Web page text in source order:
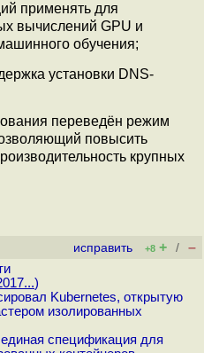
применять для
вычислений GPU и
обучения;
установки DNS-
переведён режим
повысить
крупных
исправить +8 + / –
)
Kubernetes, открытую
изолированных
спецификация для